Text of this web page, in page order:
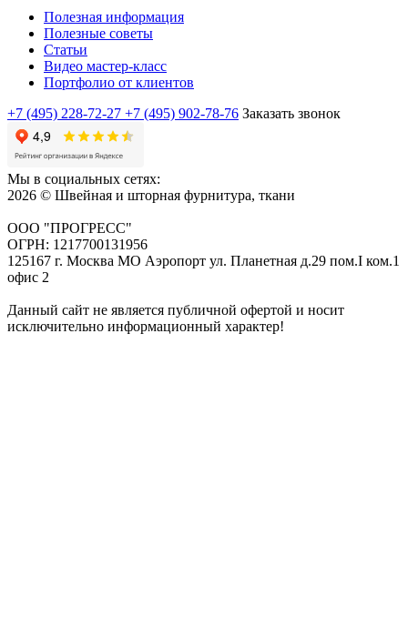
Полезная информация
Полезные советы
Статьи
Видео мастер-класс
Портфолио от клиентов
+7 (495) 228-72-27 +7 (495) 902-78-76 Заказать звонок
Мы в социальных сетях:
2026 © Швейная и шторная фурнитура, ткани
ООО "ПРОГРЕСС"
ОГРН: 1217700131956
125167 г. Москва МО Аэропорт ул. Планетная д.29 пом.I ком.1
офис 2
Данный сайт не является публичной офертой и носит
исключительно информационный характер!